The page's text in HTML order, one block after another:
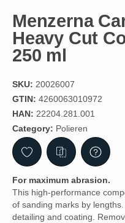
Menzerna
Heavy Cut
250 ml
SKU: 20026007
GTIN: 4260063010972
HAN: 22204.281.001
Category: Polieren
For maximum abrasion.
This high-performance
of sanding marks by
detailing and coating.